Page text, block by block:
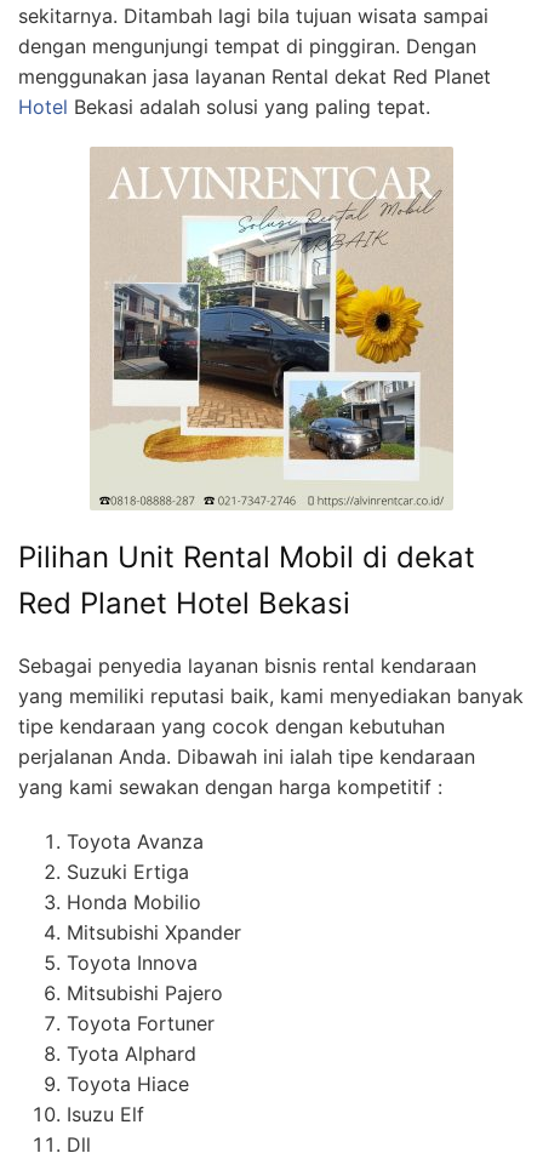
sekitarnya. Ditambah lagi bila tujuan wisata sampai
dengan mengunjungi tempat di pinggiran. Dengan
menggunakan jasa layanan Rental dekat Red Planet
Hotel Bekasi adalah solusi yang paling tepat.
Pilihan Unit Rental Mobil di dekat
Red Planet Hotel Bekasi
Sebagai penyedia layanan bisnis rental kendaraan
yang memiliki reputasi baik, kami menyediakan banyak
tipe kendaraan yang cocok dengan kebutuhan
perjalanan Anda. Dibawah ini ialah tipe kendaraan
yang kami sewakan dengan harga kompetitif :
Toyota Avanza
Suzuki Ertiga
Honda Mobilio
Mitsubishi Xpander
Toyota Innova
Mitsubishi Pajero
Toyota Fortuner
Tyota Alphard
Toyota Hiace
Isuzu Elf
Dll